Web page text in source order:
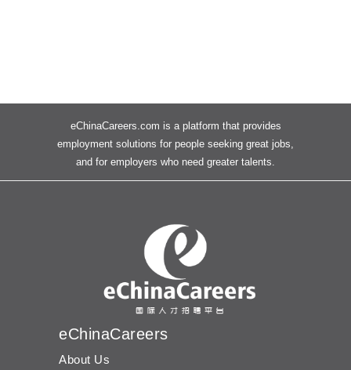
eChinaCareers.com is a platform that provides
employment solutions for people seeking great jobs,
and for employers who need greater talents.
eChinaCareers
About Us